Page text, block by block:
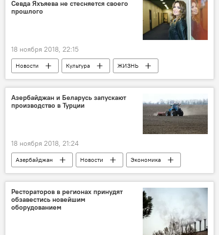
Севда Яхъяева не стесняется своего
прошлого
18 ноября 2018, 22:15
Новости Культура
ЖИЗНЬ
Азербайджан
Азербайджан и Беларусь запускают
производство в Турции
18 ноября 2018, 21:24
Азербайджан Новости Экономика
Рестораторов в регионах принудят
обзавестись новейшим
оборудованием